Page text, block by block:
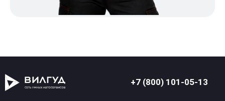
+7 (800) 101-05-13